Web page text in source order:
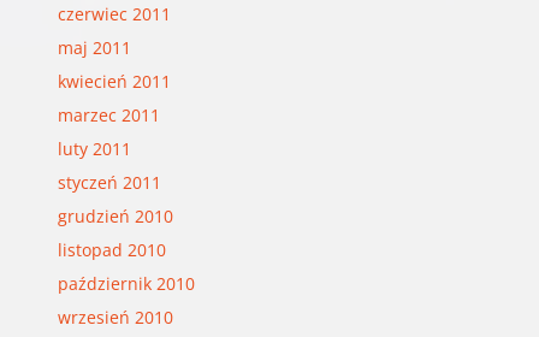
czerwiec 2011
maj 2011
kwiecień 2011
marzec 2011
luty 2011
styczeń 2011
grudzień 2010
listopad 2010
październik 2010
wrzesień 2010